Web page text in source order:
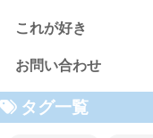
これが好き
お問い合わせ
タグ一覧